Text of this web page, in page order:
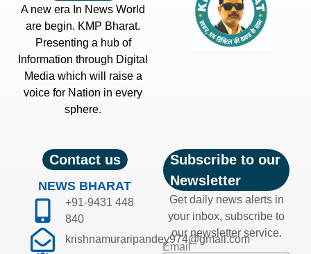
A new era In News World
are begin. KMP Bharat.
Presenting a hub of
Information through Digital
Media which will raise a
voice for Nation in every
sphere.
Contact us
NEWS BHARAT
+91-9431 448
840
krishnamuraripandey974@gmail.com
Subscribe to our
Newsletter
Get daily news alerts in
your inbox, subscribe to
our newsletter service.
Email